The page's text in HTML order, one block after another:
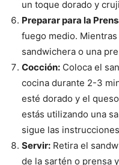
un toque dorado y
Preparar para la
fuego medio.
sandwichera o una
Cocción: Coloca el
cocina durante 2-3
esté dorado y el
estás utilizando una
sigue las
Servir: Retira el
de la sartén o prensa